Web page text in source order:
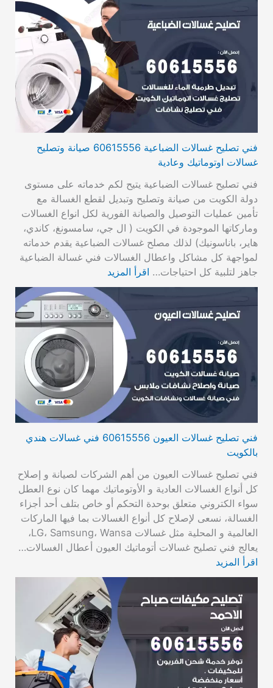
فني تصليح غسالات الضباعية 60615556 صيانة وتصليح
غسالات اوتوماتيك وعادية
فني تصليح غسالات الضباعية يتيح لكم خدماته على مستوى
دولة الكويت من صيانة وتصليح وتبديل لقطع الغسالة مع
تأمين عمليات التوصيل والصيانة الفورية لكل انواع الغسالات
وماركاتها الموجودة في الكويت ( ال جي، سامسونغ، كاندي،
هاير، باناسونيك) لذلك مصلح غسالات الضباعية يقدم خدماته
لمواجهة كل مشاكل واعطال الغسالات فني غسالة الضباعية
جاهز لتلبية كل احتياجات… اقرأ المزيد
فني تصليح غسالات العيون 60615556 فني غسالات هندي
بالكويت
فني تصليح غسالات العيون من أهم الشركات لصيانة و إصلاح
كل أنواع الغسالات العادية و الأوتوماتيك مهما كان نوع العطل
سواء الكتروني متعلق بوحدة التحكم أو خاص بتلف أحد أجزاء
الغسالة، نسعى لإصلاح كل أنواع الغسالات بما فيها الماركات
العالمية و المحلية مثل غسالات LG، Samsung، Wansa،
يعالج فني تصليح غسالات أتوماتيك العيون أعطال الغسالات…
اقرأ المزيد